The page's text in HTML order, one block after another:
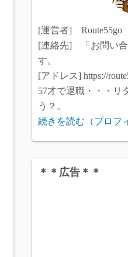
[運営者] Route55go
[連絡先] 「お問い合
す。
[アドレス] https://
57才で退職・・・リ
う？。
続きを読む（プロフ
＊＊広告＊＊